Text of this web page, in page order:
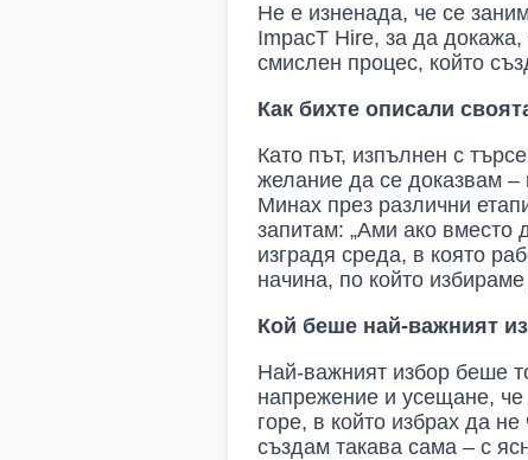
Не е изненада, че се
ImpacT Hire, за да
смислен процес, който
Как бихте описали
Като път, изпълнен с
желание да се доказвам –
Минах през различни
запитам: „Ами ако вместо
изградя среда, в която
начина, по който
Кой беше най-важният
Най-важният избор беше
напрежение и усещане,
горе, в който избрах да
създам такава сама – с